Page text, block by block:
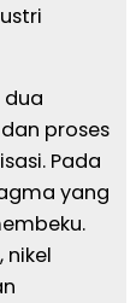
dua
proses
Pada
yang
nikel